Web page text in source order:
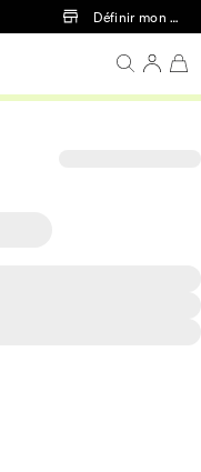
au contenu principal
Définir mon